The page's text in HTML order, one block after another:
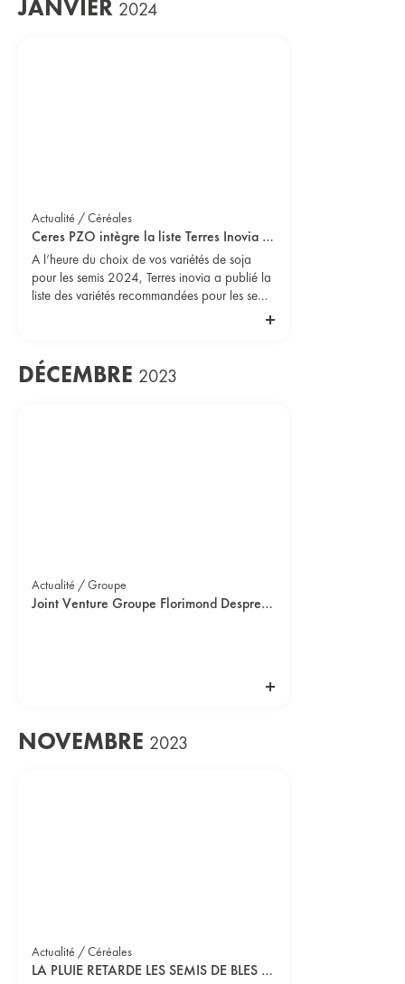
JANVIER 2024
Actualité / Céréales
Ceres PZO intègre la liste Terres Inovia des variétés recommandées en Soja 000
A l’heure du choix de vos variétés de soja
pour les semis 2024, Terres inovia a publié la
liste des variétés recommandées pour les semis
DÉCEMBRE 2023
Actualité / Groupe
Joint Venture Groupe Florimond Desprez / DLF Seeds A/S
NOVEMBRE 2023
Actualité / Céréales
LA PLUIE RETARDE LES SEMIS DE BLES TENDRES D’HIVER : COMMENT REAGIR?